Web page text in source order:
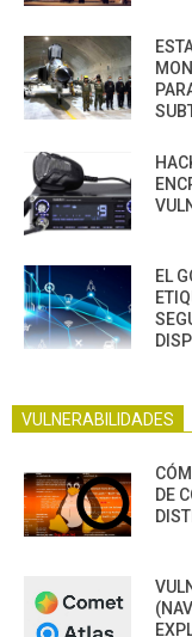
EL
VULNERABILIDADES
DE